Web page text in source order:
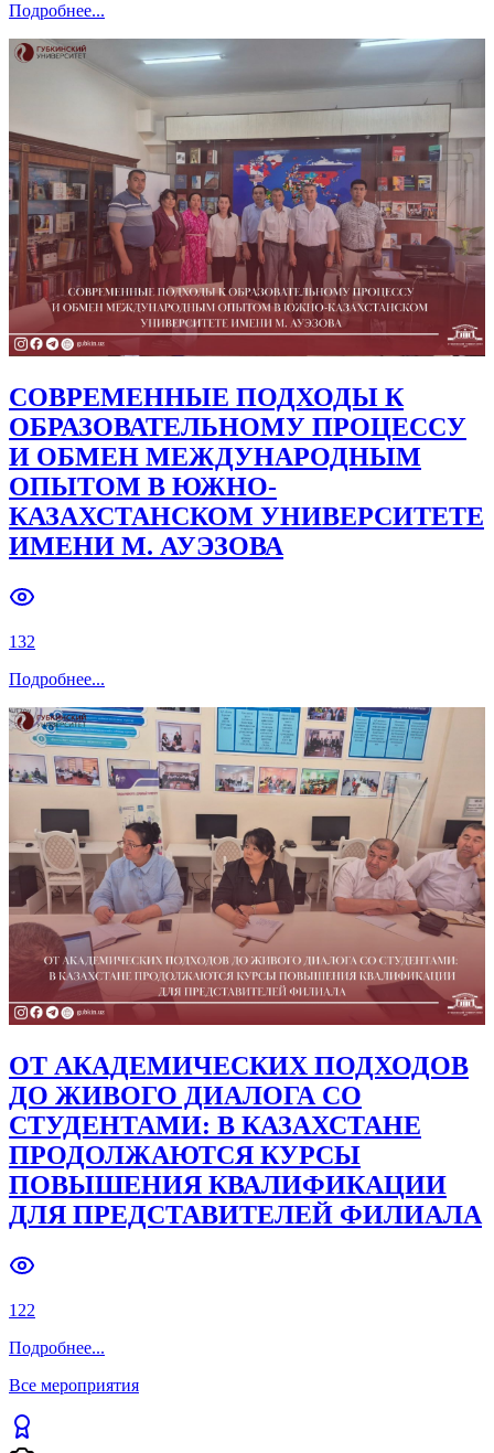
Подробнее...
СОВРЕМЕННЫЕ ПОДХОДЫ К
ОБРАЗОВАТЕЛЬНОМУ ПРОЦЕССУ
И ОБМЕН МЕЖДУНАРОДНЫМ
ОПЫТОМ В ЮЖНО-
КАЗАХСТАНСКОМ УНИВЕРСИТЕТЕ
ИМЕНИ М. АУЭЗОВА
132
Подробнее...
ОТ АКАДЕМИЧЕСКИХ ПОДХОДОВ
ДО ЖИВОГО ДИАЛОГА СО
СТУДЕНТАМИ: В КАЗАХСТАНЕ
ПРОДОЛЖАЮТСЯ КУРСЫ
ПОВЫШЕНИЯ КВАЛИФИКАЦИИ
ДЛЯ ПРЕДСТАВИТЕЛЕЙ ФИЛИАЛА
122
Подробнее...
Все мероприятия